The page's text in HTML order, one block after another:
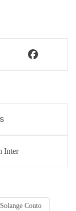
Solange Couto